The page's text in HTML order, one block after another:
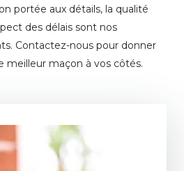
portée aux détails, la qualité
des délais sont nos
Contactez-nous pour donner
meilleur maçon à vos côtés.